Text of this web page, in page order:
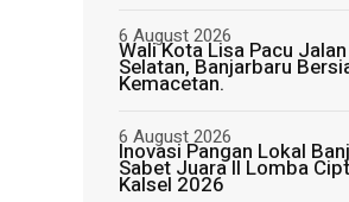
Wali Kota Lisa Pacu
Selatan, Banjarbaru
Kemacetan.
6 August 2026
Inovasi Pangan Lokal
Sabet Juara II Lomba
Kalsel 2026
6 August 2026